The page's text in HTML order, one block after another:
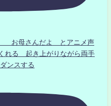
お母さんだよ とアニメ声
れる 起き上がりながら両手
ンスする